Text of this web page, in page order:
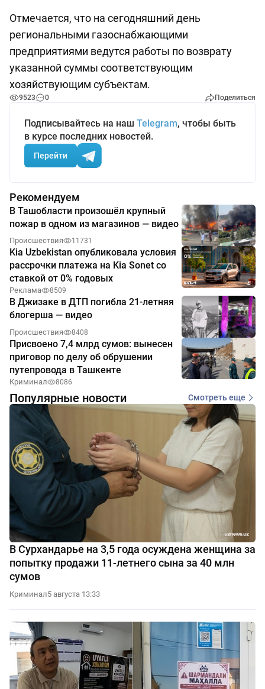
Отмечается, что на сегодняшний день
региональными газоснабжающими
предприятиями ведутся работы по возврату
указанной суммы соответствующим
хозяйствующим субъектам.
9523 0 Поделиться
Подписывайтесь на наш Telegram, чтобы быть
в курсе последних новостей.
Перейти
Рекомендуем
В Ташобласти произошёл крупный
пожар в одном из магазинов — видео
Происшествия 11731
Kia Uzbekistan опубликовала условия
рассрочки платежа на Kia Sonet со
ставкой от 0% годовых
Реклама 8509
В Джизаке в ДТП погибла 21-летняя
блогерша — видео
Происшествия 8408
Присвоено 7,4 млрд сумов: вынесен
приговор по делу об обрушении
путепровода в Ташкенте
Криминал 8086
Популярные новости Смотреть еще
В Сурхандарье на 3,5 года осуждена женщина за
попытку продажи 11-летнего сына за 40 млн
сумов
Криминал5 августа 13:33